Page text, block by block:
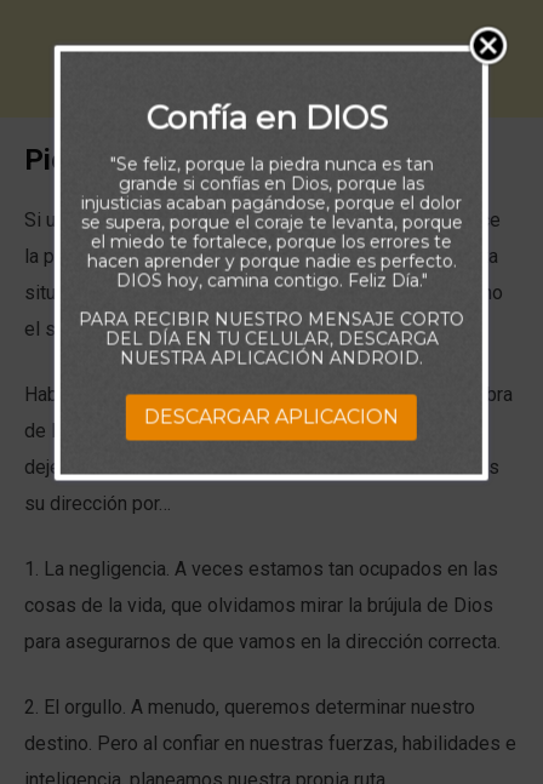
Piensa:
Si usted alguna vez se ha perdido en un bosque, conoce
la preocupación, la confusión y el pánico que causa esta
situación. Piense ahora en la diferencia que habría hecho
el saber que tenía una brújula.
Hablando espiritualmente, tenemos esa brújula: la Palabra
de Dios. Pero no nos ayuda en nada a menos que
dejemos que ella nos guíe. Algunas veces, no seguimos
su dirección por…
1. La negligencia. A veces estamos tan ocupados en las
cosas de la vida, que olvidamos mirar la brújula de Dios
para asegurarnos de que vamos en la dirección correcta.
2. El orgullo. A menudo, queremos determinar nuestro
destino. Pero al confiar en nuestras fuerzas, habilidades e
Confía en DIOS
"Se feliz, porque la piedra nunca es tan
grande si confías en Dios, porque las
injusticias acaban pagándose, porque el dolor
se supera, porque el coraje te levanta, porque
el miedo te fortalece, porque los errores te
hacen aprender y porque nadie es perfecto.
DIOS hoy, camina contigo. Feliz Día."
PARA RECIBIR NUESTRO MENSAJE CORTO
DEL DÍA EN TU CELULAR, DESCARGA
NUESTRA APLICACIÓN ANDROID.
DESCARGAR APLICACION